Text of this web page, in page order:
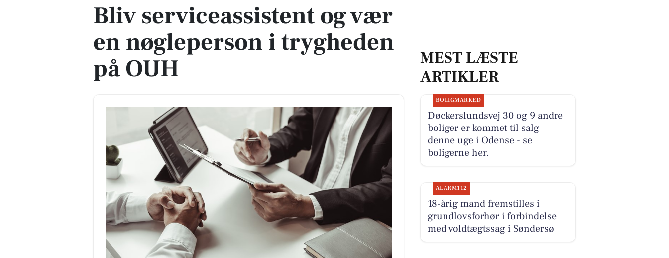
Bliv serviceassistent og vær
en nøgleperson i trygheden
på OUH
MEST LÆSTE
ARTIKLER
BOLIGMARKED
Døckerslundsvej 30 og 9 andre
boliger er kommet til salg
denne uge i Odense - se
boligerne her.
ALARM112
18-årig mand fremstilles i
grundlovsforhør i forbindelse
med voldtægtssag i Søndersø